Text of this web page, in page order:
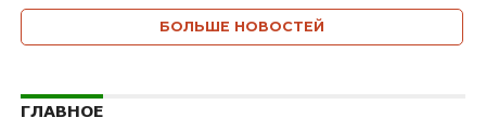
БОЛЬШЕ НОВОСТЕЙ
ГЛАВНОЕ